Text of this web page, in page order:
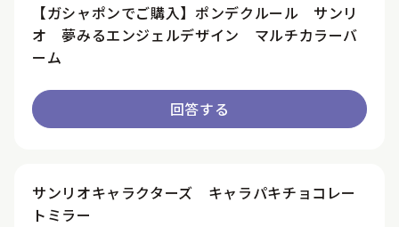
【ガシャポンでご購入】ポンデクルール サンリ
オ 夢みるエンジェルデザイン マルチカラーバ
ーム
回答する
サンリオキャラクターズ キャラパキチョコレー
トミラー